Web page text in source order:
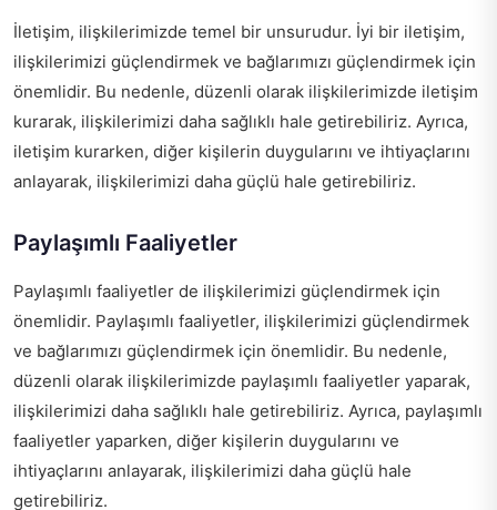
İletişim, ilişkilerimizde temel bir unsurudur. İyi bir iletişim,
ilişkilerimizi güçlendirmek ve bağlarımızı güçlendirmek için
önemlidir. Bu nedenle, düzenli olarak ilişkilerimizde iletişim
kurarak, ilişkilerimizi daha sağlıklı hale getirebiliriz. Ayrıca,
iletişim kurarken, diğer kişilerin duygularını ve ihtiyaçlarını
anlayarak, ilişkilerimizi daha güçlü hale getirebiliriz.
Paylaşımlı Faaliyetler
Paylaşımlı faaliyetler de ilişkilerimizi güçlendirmek için
önemlidir. Paylaşımlı faaliyetler, ilişkilerimizi güçlendirmek
ve bağlarımızı güçlendirmek için önemlidir. Bu nedenle,
düzenli olarak ilişkilerimizde paylaşımlı faaliyetler yaparak,
ilişkilerimizi daha sağlıklı hale getirebiliriz. Ayrıca, paylaşımlı
faaliyetler yaparken, diğer kişilerin duygularını ve
ihtiyaçlarını anlayarak, ilişkilerimizi daha güçlü hale
getirebiliriz.